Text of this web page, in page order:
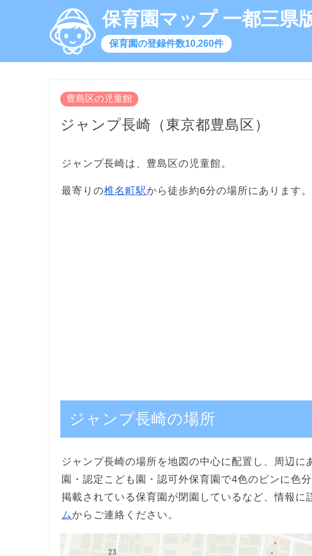
保育園マップ 一都三県
保育園の登録件数10,260件
豊島区の児童館
ジャンプ長崎（東京都豊島区）
ジャンプ長崎は、豊島区の児童館。
最寄りの椎名町駅から徒歩約6分の場所にあります。
ジャンプ長崎の場所
ジャンプ長崎の場所を地図の中心に配置し、周辺
園・認定こども園・認可外保育園で4色のピンに色
掲載されている保育園が閉園しているなど、情報に
ム からご連絡ください。